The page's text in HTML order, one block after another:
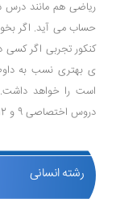
ریاضی هم مانند
حساب می آید. اگر
دروس اختصاصی 9 و 12 است.
رشته انسانی